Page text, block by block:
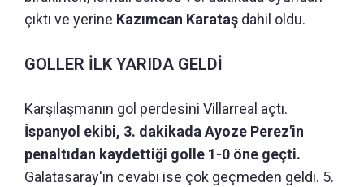
çıktı ve yerine Kazımcan Karataş dahil oldu.
GOLLER İLK YARIDA GELDİ
Karşılaşmanın gol perdesini Villarreal açtı.
İspanyol ekibi, 3. dakikada Ayoze Perez'in
penaltıdan kaydettiği golle 1-0 öne geçti.
Galatasaray'ın cevabı ise çok geçmeden geldi. 5.